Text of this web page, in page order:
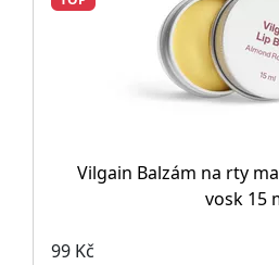
Vilgain Balzám na rty
vosk 15
99 Kč